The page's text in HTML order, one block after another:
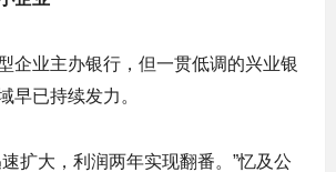
企业主办银行，但一贯低调的兴业银
早已持续发力。
扩大，利润两年实现翻番。”忆及公